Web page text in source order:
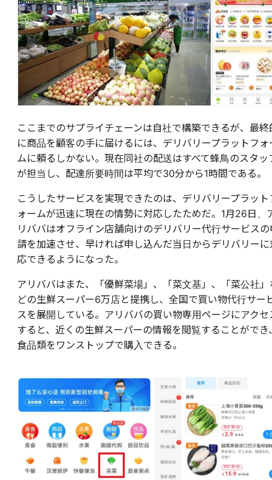
ここまでのサプライチェーンは自社で構築できるが、最終
に商品を顧客の手に届けるには、デリバリープラットフォ
ムに頼るしかない。現在同社の配送はすべて蜂鳥のスタッ
が担当し、配達所要時間は平均で30分から1時間である。
こうしたサービスを実現できたのは、デリバリープラット
ォームが迅速に現在の情勢に対応したためだ。1月26日、
リババはオフライン店舗向けのデリバリー代行サービスの
請を加速させ、早ければ申し込んだ当日からデリバリーに
応できるようになった。
アリババはまた、「優鮮菜場」、「菜文基」、「菜公社」
どの生鮮スーパー6万店と提携し、全国で買い物代行サー
スを展開している。アリババの買い物専用ページにアクセ
すると、近くの生鮮スーパーの情報を閲覧することができ
食品類をワンストップで購入できる。